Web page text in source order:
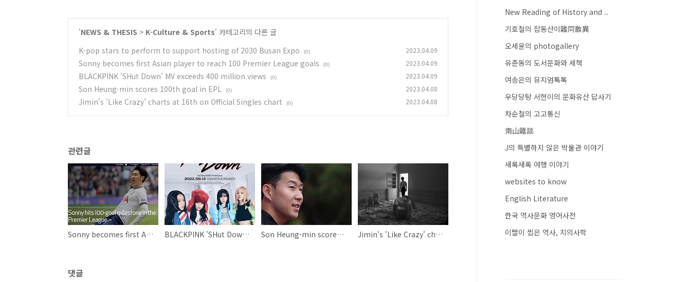
'NEWS & THESIS > K-Culture & Sports' 카테고리의 다른 글
K-pop stars to perform to support hosting of 2030 Busan Expo
(0) 2023.04.09
Sonny becomes first Asian player to reach 100 Premier League goals (0) 2023.04.09
BLACKPINK 'SHut Down' MV exceeds 400 million views (0) 2023.04.09
Son Heung-min scores 100th goal in EPL (0) 2023.04.08
Jimin's 'Like Crazy' charts at 16th on Official Singles chart (0) 2023.04.08
관련글
Sonny becomes first Asian player to reach 100 Premier League goals BLACKPINK 'SHut Down' MV exceeds 400 million views Son Heung-min scores 100th goal in EPL Jimin's 'Like Crazy' charts at 16th on Official Singles chart
댓글
New Reading of History and ..
기호철의 잡동산이雜同散異
오세윤의 photogallery
유춘동의 도서문화와 세책
여송은의 뮤지엄톡톡
우당당탕 서현이의 문화유산 답사기
차순철의 고고통신
南山雜談
J의 특별하지 않은 박물관 이야기
새록새록 여행 이야기
websites to know
English Literature
한국 역사문화 영어사전
이빨이 씹은 역사, 치의사학